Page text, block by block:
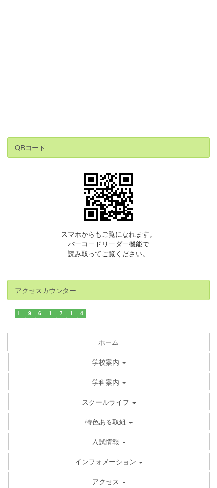
QRコード
スマホからもご覧になれます。
バーコードリーダー機能で
読み取ってご覧ください。
アクセスカウンター
1 9 6 1 7 1 4
ホーム
学校案内
学科案内
スクールライフ
特色ある取組
入試情報
インフォメーション
アクセス